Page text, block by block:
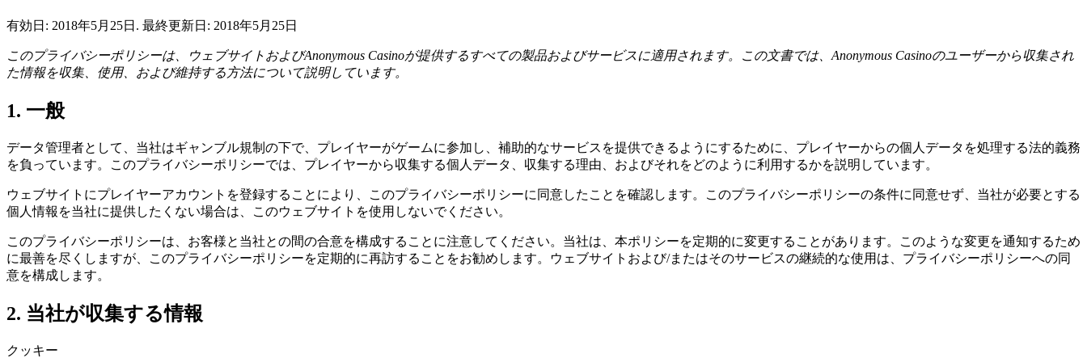
有効日: 2018年5月25日. 最終更新日: 2018年5月25日
このプライバシーポリシーは、ウェブサイトおよびAnonymous Casinoが提供するすべての製品およびサービスに適用されます。この文書では、Anonymous Casinoのユーザーから収集され
た情報を収集、使用、および維持する方法について説明しています。
1. 一般
データ管理者として、当社はギャンブル規制の下で、プレイヤーがゲームに参加し、補助的なサービスを提供できるようにするために、プレイヤーからの個人データを処理する法的義務
を負っています。このプライバシーポリシーでは、プレイヤーから収集する個人データ、収集する理由、およびそれをどのように利用するかを説明しています。
ウェブサイトにプレイヤーアカウントを登録することにより、このプライバシーポリシーに同意したことを確認します。このプライバシーポリシーの条件に同意せず、当社が必要とする
個人情報を当社に提供したくない場合は、このウェブサイトを使用しないでください。
このプライバシーポリシーは、お客様と当社との間の合意を構成することに注意してください。当社は、本ポリシーを定期的に変更することがあります。このような変更を通知するため
に最善を尽くしますが、このプライバシーポリシーを定期的に再訪することをお勧めします。ウェブサイトおよび/またはそのサービスの継続的な使用は、プライバシーポリシーへの同
意を構成します。
2. 当社が収集する情報
クッキー